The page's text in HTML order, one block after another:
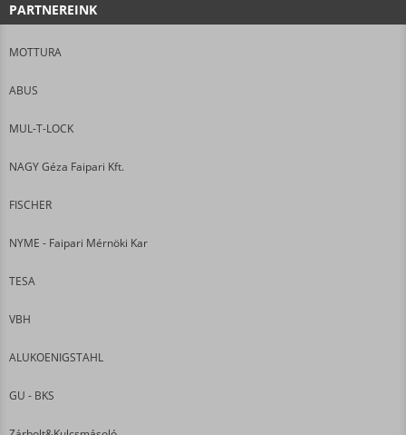
PARTNEREINK
MOTTURA
ABUS
MUL-T-LOCK
NAGY Géza Faipari Kft.
FISCHER
NYME - Faipari Mérnöki Kar
TESA
VBH
ALUKOENIGSTAHL
GU - BKS